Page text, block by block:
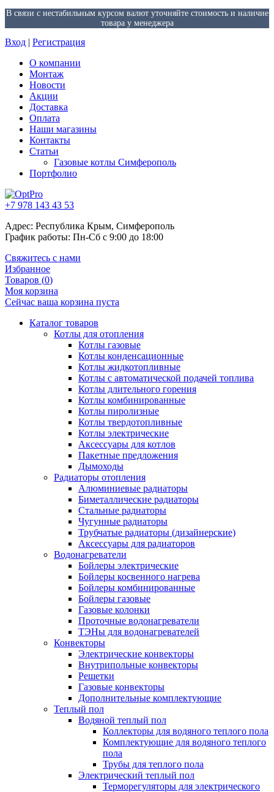
В связи с нестабильным курсом валют уточняйте стоимость и наличие
товара у менеджера
Вход | Регистрация
О компании
Монтаж
Новости
Акции
Доставка
Оплата
Наши магазины
Контакты
Статьи
Газовые котлы Симферополь
Портфолио
+7 978 143 43 53
Адрес: Республика Крым, Симферополь
График работы: Пн-Сб с 9:00 до 18:00
Свяжитесь с нами
Избранное
Товаров (0)
Моя корзина
Сейчас ваша корзина пуста
Каталог товаров
Котлы для отопления
Котлы газовые
Котлы конденсационные
Котлы жидкотопливные
Котлы с автоматической подачей топлива
Котлы длительного горения
Котлы комбинированные
Котлы пиролизные
Котлы твердотопливные
Котлы электрические
Аксессуары для котлов
Пакетные предложения
Дымоходы
Радиаторы отопления
Алюминиевые радиаторы
Биметаллические радиаторы
Стальные радиаторы
Чугунные радиаторы
Трубчатые радиаторы (дизайнерские)
Аксессуары для радиаторов
Водонагреватели
Бойлеры электрические
Бойлеры косвенного нагрева
Бойлеры комбинированные
Бойлеры газовые
Газовые колонки
Проточные водонагреватели
ТЭНы для водонагревателей
Конвекторы
Электрические конвекторы
Внутрипольные конвекторы
Решетки
Газовые конвекторы
Дополнительные комплектующие
Теплый пол
Водяной теплый пол
Коллекторы для водяного теплого пола
Комплектующие для водяного теплого
пола
Трубы для теплого пола
Электрический теплый пол
Терморегуляторы для электрического